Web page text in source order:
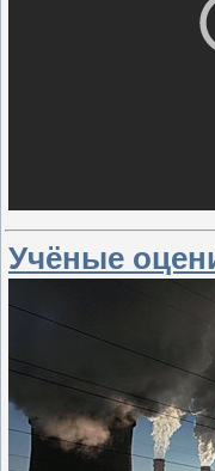
Учёные